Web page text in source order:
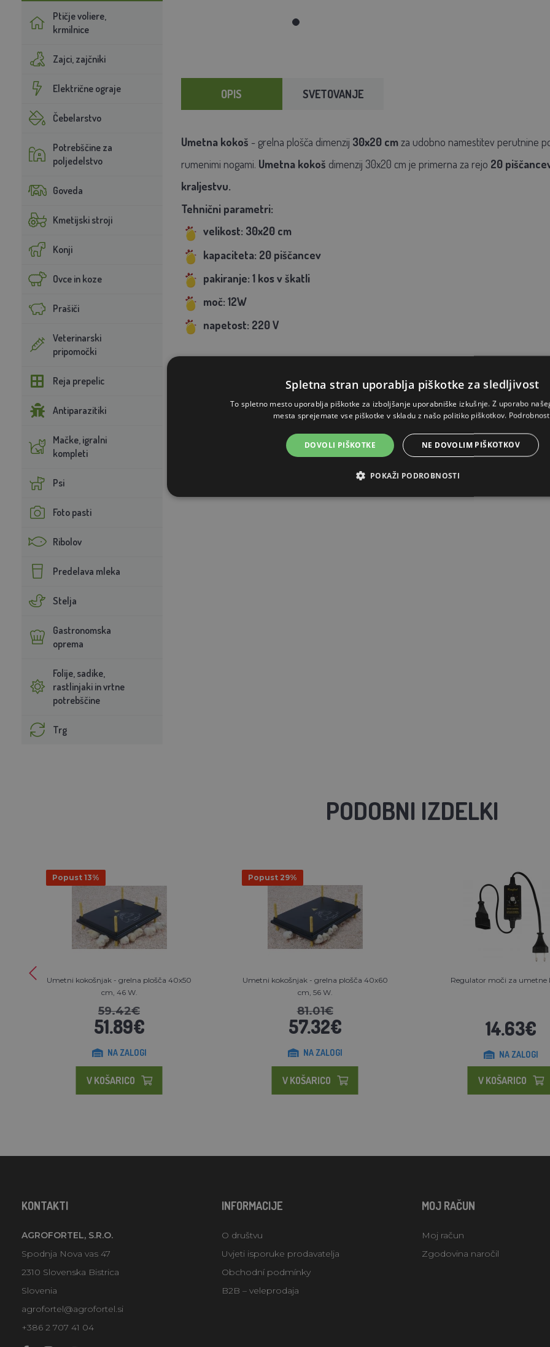
Ptičje voliere,
krmilnice
Zajci, zajčniki
Električne ograje
Čebelarstvo
Potrebščine za
poljedelstvo
Goveda
Kmetijski stroji
Konji
Ovce in koze
Prašiči
Veterinarski
pripomočki
Reja prepelic
Antiparazitiki
Mačke, igralni
kompleti
Psi
Foto pasti
Ribolov
Predelava mleka
Stelja
Gastronomska
oprema
Folije, sadike,
rastlinjaki in vrtne
potrebščine
Trg
OPIS SVETOVANJE
Umetna kokoš - grelna plošča dimenzij 30x20 cm za udobno namestitev perutnine
rumenimi nogami. Umetna kokoš dimenzij 30x20 cm je primerna za rejo 20
kraljestvu.
Tehnični parametri:
velikost: 30x20 cm
kapaciteta: 20 piščancev
pakiranje: 1 kos v škatli
moč: 12W
napetost: 220 V
PODOBNI IZDELKI
Popust 13%
Umetni kokošnjak - grelna plošča 40x50
cm, 46 W.
59.42€
51.89€
NA ZALOGI
V KOŠARICO
Popust 29%
Umetni kokošnjak - grelna plošča 40x60
cm, 56 W.
81.01€
57.32€
NA ZALOGI
V KOŠARICO
Regulator moči za umetne
14.63€
NA ZALOGI
V KOŠARICO
KONTAKTI
AGROFORTEL, S.R.O.
Spodnja Nova vas 47
2310 Slovenska Bistrica
Slovenia
agrofortel@agrofortel.si
+386 2 707 41 04
INFORMACIJE
O društvu
Uvjeti isporuke prodavatelja
Obchodní podmínky
B2B – veleprodaja
MOJ RAČUN
Moj račun
Zgodovina naročil
Spletna stran uporablja piškotke za sledljivost
To spletno mesto uporablja piškotke za izboljšanje uporabniške izkušnje. Z uporabo
mesta sprejemate vse piškotke v skladu z našo politiko piškotkov.
DOVOLI PIŠKOTKE NE DOVOLIM PIŠKOTKOV
POKAŽI PODROBNOSTI